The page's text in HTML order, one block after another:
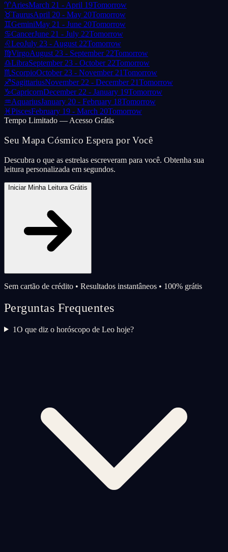
♈AriesMarch 21 - April 19Tomorrow
♉TaurusApril 20 - May 20Tomorrow
♊GeminiMay 21 - June 20Tomorrow
♋CancerJune 21 - July 22Tomorrow
♌LeoJuly 23 - August 22Tomorrow
♍VirgoAugust 23 - September 22Tomorrow
♎LibraSeptember 23 - October 22Tomorrow
♏ ScorpioOctober 23 - November 21Tomorrow
♐SagittariusNovember 22 - December 21Tomorrow
♑CapricornDecember 22 - January 19Tomorrow
♒AquariusJanuary 20 - February 18Tomorrow
♓PiscesFebruary 19 - March 20Tomorrow
Tempo Limitado — Acesso Grátis
Seu Mapa Cósmico Espera por Você
Descubra o que as estrelas escreveram para você. Obtenha sua
leitura personalizada em segundos.
Iniciar Minha Leitura Grátis
Sem cartão de crédito • Resultados instantâneos • 100% grátis
Perguntas Frequentes
1O que diz o horóscopo de Leo hoje?